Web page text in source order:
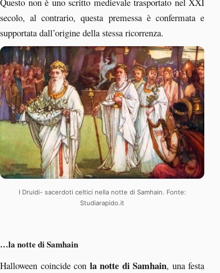
secolo, al contrario, questa premessa è confermata e
supportata dall’origine della stessa ricorrenza.
I Druidi- sacerdoti celtici nella notte di Samhain. Fonte:
Studiarapido.it
…la notte di Samhain
Halloween coincide con la notte di Samhain, una festa